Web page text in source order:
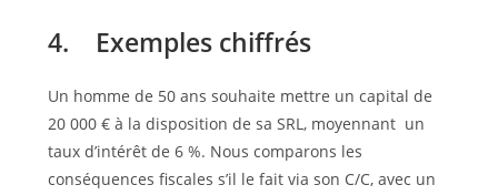
4. Exemples chiffrés
Un homme de 50 ans souhaite mettre un capital de
20 000 € à la disposition de sa SRL, moyennant un
taux d’intérêt de 6 %. Nous comparons les
conséquences fiscales s’il le fait via son C/C, avec un